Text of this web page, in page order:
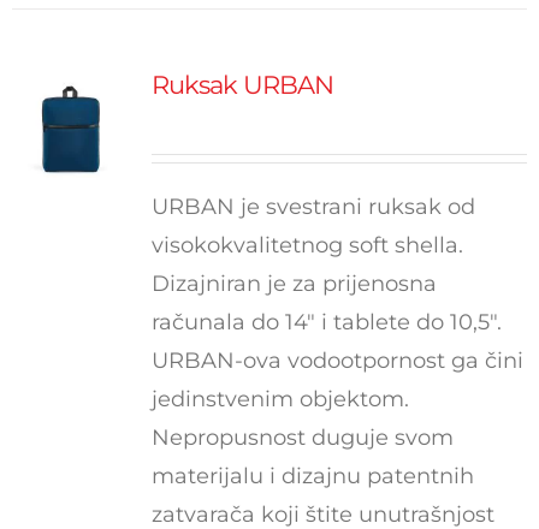
Ruksak URBAN
URBAN je svestrani ruksak od
visokokvalitetnog soft shella.
Dizajniran je za prijenosna
računala do 14" i tablete do 10,5".
URBAN-ova vodootpornost ga čini
jedinstvenim objektom.
Nepropusnost duguje svom
materijalu i dizajnu patentnih
zatvarača koji štite unutrašnjost